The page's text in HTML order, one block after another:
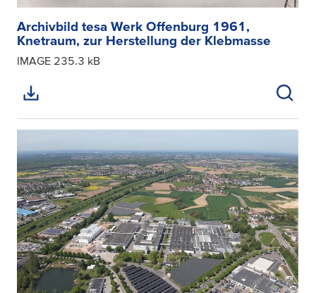
Archivbild tesa Werk Offenburg 1961,
Knetraum, zur Herstellung der Klebmasse
IMAGE 235.3 kB